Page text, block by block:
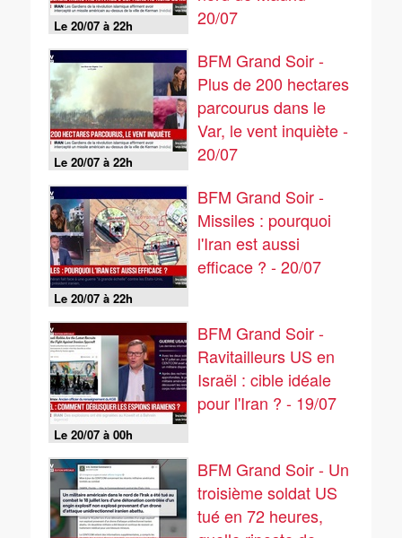
Le 20/07 à 22h
20/07
Le 20/07 à 22h
BFM Grand Soir -
Plus de 200 hectares
parcourus dans le
Var, le vent inquiète -
20/07
Le 20/07 à 22h
BFM Grand Soir -
Missiles : pourquoi
l'Iran est aussi
efficace ? - 20/07
Le 20/07 à 00h
BFM Grand Soir -
Ravitailleurs US en
Israël : cible idéale
pour l'Iran ? - 19/07
BFM Grand Soir - Un
troisième soldat US
tué en 72 heures,